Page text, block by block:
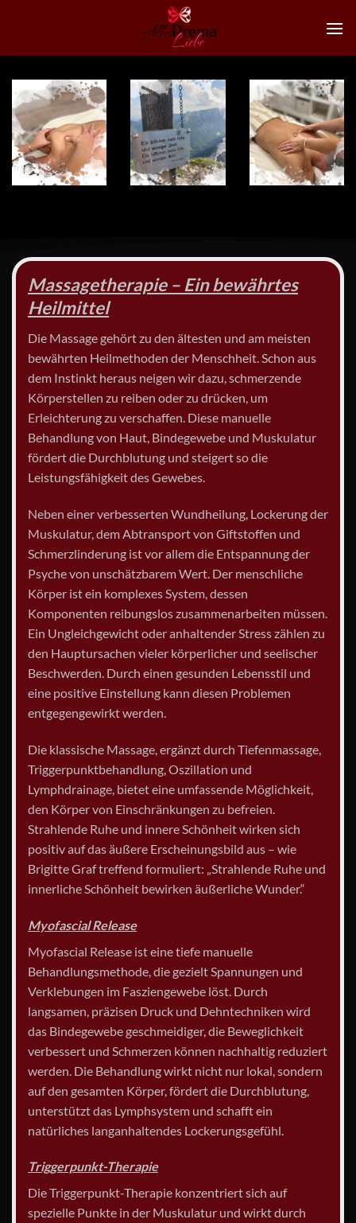
Massagetherapie – Ein bewährtes
Heilmittel
Die Massage gehört zu den ältesten und am meisten
bewährten Heilmethoden der Menschheit. Schon aus
dem Instinkt heraus neigen wir dazu, schmerzende
Körperstellen zu reiben oder zu drücken, um
Erleichterung zu verschaffen. Diese manuelle
Behandlung von Haut, Bindegewebe und Muskulatur
fördert die Durchblutung und steigert so die
Leistungsfähigkeit des Gewebes.
Neben einer verbesserten Wundheilung, Lockerung der
Muskulatur, dem Abtransport von Giftstoffen und
Schmerzlinderung ist vor allem die Entspannung der
Psyche von unschätzbarem Wert. Der menschliche
Körper ist ein komplexes System, dessen
Komponenten reibungslos zusammenarbeiten müssen.
Ein Ungleichgewicht oder anhaltender Stress zählen zu
den Hauptursachen vieler körperlicher und seelischer
Beschwerden. Durch einen gesunden Lebensstil und
eine positive Einstellung kann diesen Problemen
entgegengewirkt werden.
Die klassische Massage, ergänzt durch Tiefenmassage,
Triggerpunktbehandlung, Oszillation und
Lymphdrainage, bietet eine umfassende Möglichkeit,
den Körper von Einschränkungen zu befreien.
Strahlende Ruhe und innere Schönheit wirken sich
positiv auf das äußere Erscheinungsbild aus – wie
Brigitte Graf treffend formuliert: „Strahlende Ruhe und
innerliche Schönheit bewirken äußerliche Wunder.“
Myofascial Release
Myofascial Release ist eine tiefe manuelle
Behandlungsmethode, die gezielt Spannungen und
Verklebungen im Fasziengewebe löst. Durch
langsamen, präzisen Druck und Dehntechniken wird
das Bindegewebe geschmeidiger, die Beweglichkeit
verbessert und Schmerzen können nachhaltig reduziert
werden. Die Behandlung wirkt nicht nur lokal, sondern
auf den gesamten Körper, fördert die Durchblutung,
unterstützt das Lymphsystem und schafft ein
natürliches langanhaltendes Lockerungsgefühl.
Triggerpunkt-Therapie
Die Triggerpunkt-Therapie konzentriert sich auf
spezielle Punkte in der Muskulatur und wirkt durch